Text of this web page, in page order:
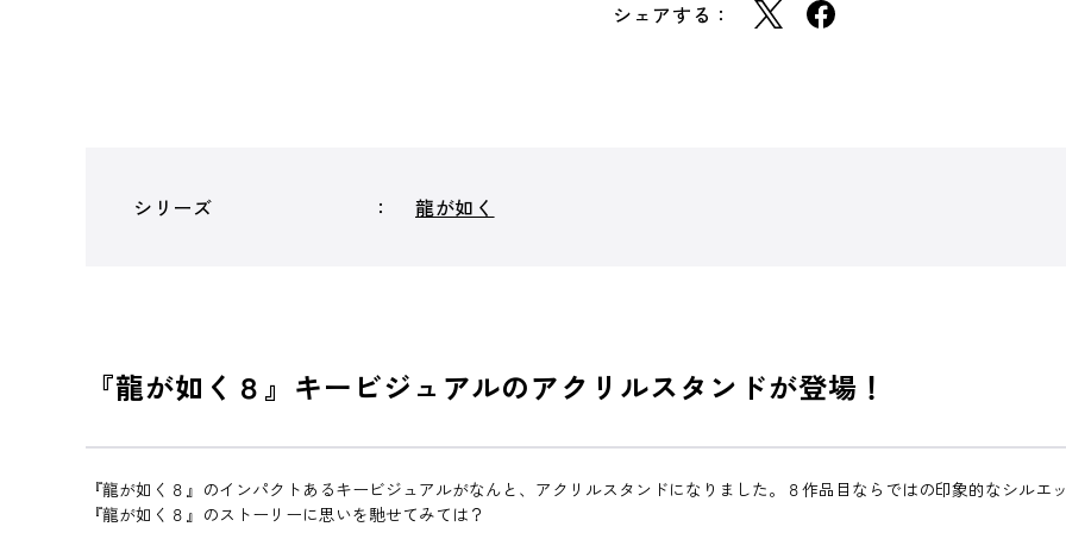
シェアする：
シリーズ 龍が如く
『龍が如く８』キービジュアルのアクリルスタンドが登場！
『龍が如く８』のインパクトあるキービジュアルがなんと、アクリルスタンドになりました。８作品目ならではの印象的なシル
『龍が如く８』のストーリーに思いを馳せてみては？